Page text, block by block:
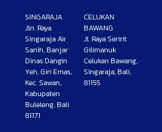
SINGARAJA
Jln. Raya
Singaraja Air
Sanih, Banjar
Dinas Dangin
Yeh, Giri Emas,
Kec. Sawan,
Kabupaten
Buleleng, Bali
81171
CELUKAN
BAWANG
Jl. Raya Seririt
Gilimanuk
Celukan Bawang,
Singaraja, Bali,
81155